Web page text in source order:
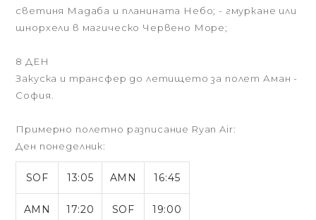
светиня Мадаба и планината Небо; - гмуркане или
шнорхели в магическо Червено Море;
8 ДЕН
Закуска и трансфер до летището за полет Аман -
София.
Примерно полетно разписание Ryan Air:
Ден понеделник:
SOF 13:05 AMN 16:45
AMN 17:20 SOF 19:00